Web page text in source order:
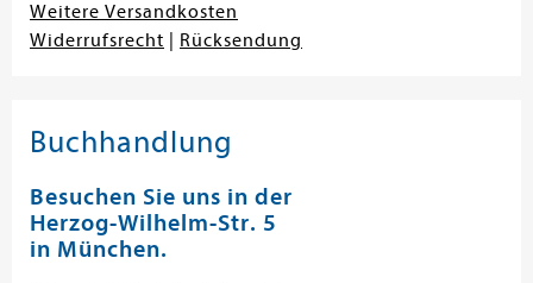
Weitere Versandkosten
Widerrufsrecht
Rücksendung
Buchhandlung
Besuchen Sie uns in der
Herzog-Wilhelm-Str. 5
in München.